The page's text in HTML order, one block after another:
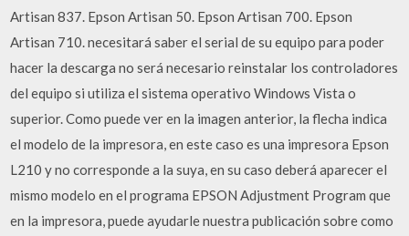
Artisan 837. Epson Artisan 50. Epson Artisan 700. Epson
Artisan 710. necesitará saber el serial de su equipo para poder
hacer la descarga no será necesario reinstalar los controladores
del equipo si utiliza el sistema operativo Windows Vista o
superior. Como puede ver en la imagen anterior, la flecha indica
el modelo de la impresora, en este caso es una impresora Epson
L210 y no corresponde a la suya, en su caso deberá aparecer el
mismo modelo en el programa EPSON Adjustment Program que
en la impresora, puede ayudarle nuestra publicación sobre como